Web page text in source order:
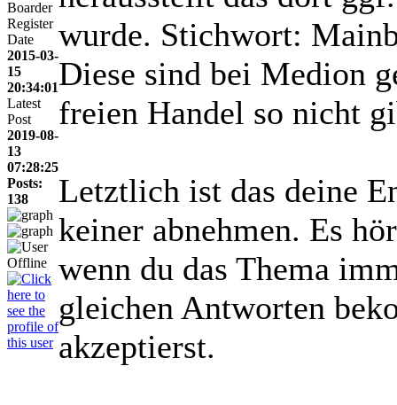
Boarder
Register
Date
2015-03-
15
20:34:01
Latest
Post
2019-08-
13
07:28:25
Posts:
138
wurde. Stichwort:
Diese sind bei Medion
freien Handel so nicht
Letztlich ist das deine
keiner abnehmen. Es
wenn du das Thema
gleichen Antworten
akzeptierst.